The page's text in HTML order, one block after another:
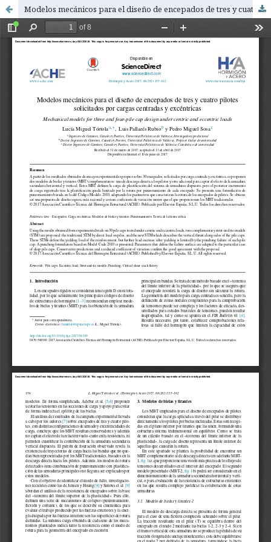
Modelos mecánicos para el diseño de encepados de tres y cuatro pilotes solicitados por cargas centradas y excéntricas